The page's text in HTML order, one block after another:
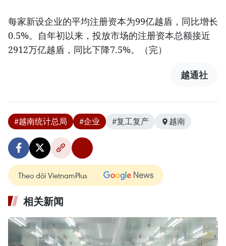
每家新设企业的平均注册资本为99亿越盾，同比增长
0.5%。自年初以来，投放市场的注册资本总额接近
2912万亿越盾，同比下降7.5%。（完）
越通社
#越南统计总局 #企业 #复工复产 越南
Theo dõi VietnamPlus
相关新闻